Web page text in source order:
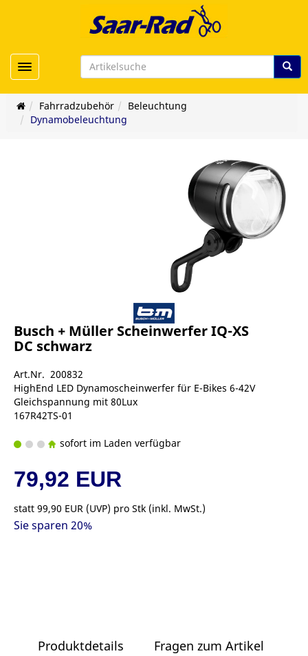
Toggle navigation
Fahrradzubehör
Beleuchtung
Dynamobeleuchtung
Busch + Müller Scheinwerfer IQ-XS
DC schwarz
Art.Nr. 200832
HighEnd LED Dynamoscheinwerfer für E-Bikes 6-42V
Gleichspannung mit 80Lux
167R42TS-01
sofort im Laden verfügbar
79,92 EUR
statt 99,90 EUR (UVP) pro Stk (inkl. MwSt.)
Sie sparen 20%
Produktdetails Fragen zum Artikel